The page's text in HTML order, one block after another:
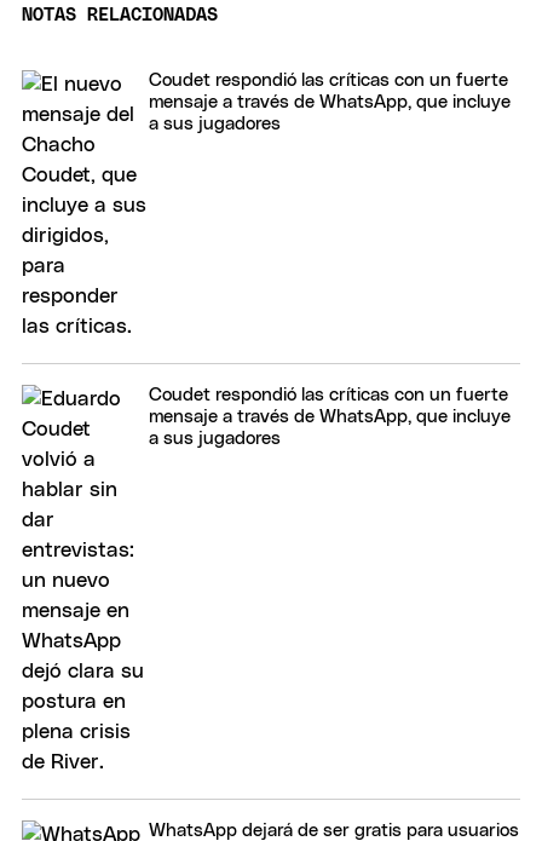
NOTAS RELACIONADAS
Coudet respondió las críticas con un fuerte
mensaje a través de WhatsApp, que incluye
a sus jugadores
Coudet respondió las críticas con un fuerte
mensaje a través de WhatsApp, que incluye
a sus jugadores
WhatsApp dejará de ser gratis para usuarios